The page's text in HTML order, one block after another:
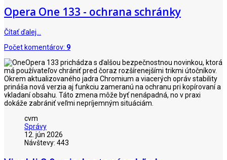
Opera One 133 - ochrana schránky
Čítať ďalej…
Počet komentárov: 9
Opera 133 prichádza s ďalšou bezpečnostnou novinkou, ktorá
má používateľov chrániť pred čoraz rozšírenejšími trikmi útočníkov.
Okrem aktualizovaného jadra Chromium a viacerých opráv stability
prináša nová verzia aj funkciu zameranú na ochranu pri kopírovaní a
vkladaní obsahu. Táto zmena môže byť nenápadná, no v praxi
dokáže zabrániť veľmi nepríjemným situáciám.
cvm
Správy
12. jún 2026
Návštevy: 443